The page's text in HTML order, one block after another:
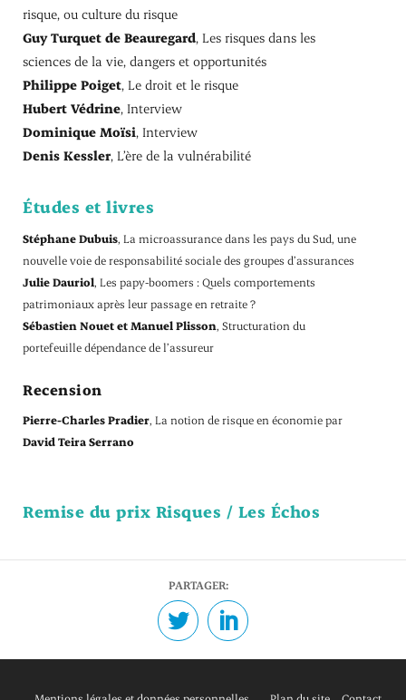
risque, ou culture du risque
Guy Turquet de Beauregard, Les risques dans les
sciences de la vie, dangers et opportunités
Philippe Poiget, Le droit et le risque
Hubert Védrine, Interview
Dominique Moïsi, Interview
Denis Kessler, L’ère de la vulnérabilité
Études et livres
Stéphane Dubuis, La microassurance dans les pays du Sud, une
nouvelle voie de responsabilité sociale des groupes d’assurances
Julie Dauriol, Les papy-boomers : Quels comportements
patrimoniaux après leur passage en retraite ?
Sébastien Nouet et Manuel Plisson, Structuration du
portefeuille dépendance de l’assureur
Recension
Pierre-Charles Pradier, La notion de risque en économie par
David Teira Serrano
Remise du prix Risques / Les Échos
PARTAGER: